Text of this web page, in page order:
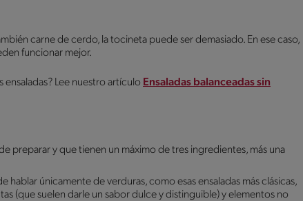
carne de cerdo, la tocineta puede ser demasiado. En ese caso,
funcionar mejor.
Lee nuestro artículo Ensaladas balanceadas sin
de preparar y que tienen un máximo de tres ingredientes, más una
hablar únicamente de verduras, como esas ensaladas más clásicas,
(que suelen darle un sabor dulce y distinguible) y elementos no